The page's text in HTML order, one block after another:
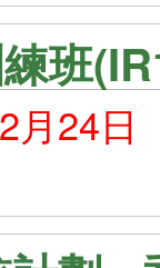
班
月24日